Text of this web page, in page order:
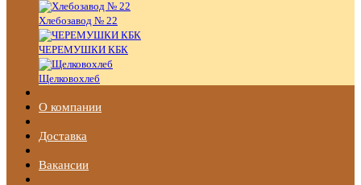
Хлебозавод № 22
ЧЕРЕМУШКИ КБК
Щелковохлеб
О компании
Доставка
Вакансии